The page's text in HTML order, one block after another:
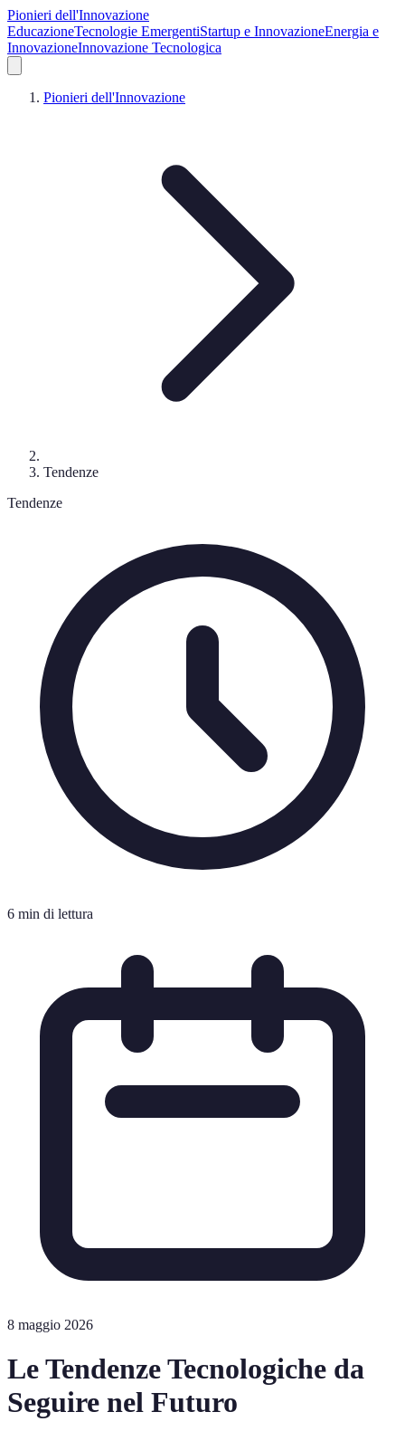
Pionieri dell'Innovazione
EducazioneTecnologie EmergentiStartup e InnovazioneEnergia e
InnovazioneInnovazione Tecnologica
Pionieri dell'Innovazione
Tendenze
Tendenze
6 min di lettura
8 maggio 2026
Le Tendenze Tecnologiche da
Seguire nel Futuro